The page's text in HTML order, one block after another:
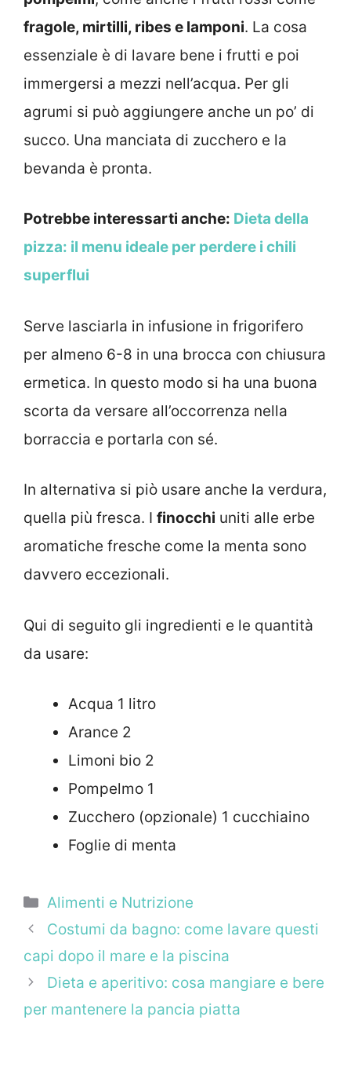
fragole, mirtilli, ribes e lamponi. La cosa
essenziale è di lavare bene i frutti e poi
immergersi a mezzi nell’acqua. Per gli
agrumi si può aggiungere anche un po’ di
succo. Una manciata di zucchero e la
bevanda è pronta.
Potrebbe interessarti anche: Dieta della
pizza: il menu ideale per perdere i chili
superflui
Serve lasciarla in infusione in frigorifero
per almeno 6-8 in una brocca con chiusura
ermetica. In questo modo si ha una buona
scorta da versare all’occorrenza nella
borraccia e portarla con sé.
In alternativa si piò usare anche la verdura,
quella più fresca. I finocchi uniti alle erbe
aromatiche fresche come la menta sono
davvero eccezionali.
Qui di seguito gli ingredienti e le quantità
da usare:
Acqua 1 litro
Arance 2
Limoni bio 2
Pompelmo 1
Zucchero (opzionale) 1 cucchiaino
Foglie di menta
Categorie
Alimenti e Nutrizione
Costumi da bagno: come lavare questi
capi dopo il mare e la piscina
Dieta e aperitivo: cosa mangiare e bere
per mantenere la pancia piatta